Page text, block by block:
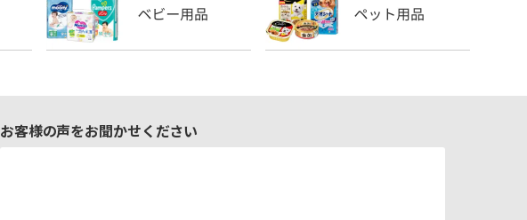
お客様の声をお聞かせください